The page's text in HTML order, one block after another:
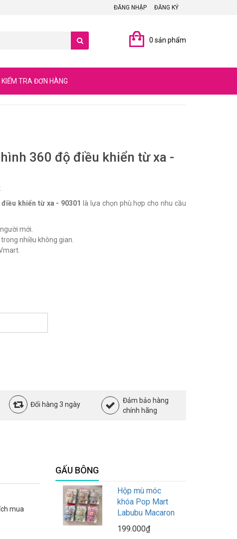
ĐĂNG NHẬP ĐĂNG KÝ
0 sản phẩm
KIỂM TRA ĐƠN HÀNG
360 độ điều khiển từ xa -
khiển từ xa - 90301
là lựa chọn phù hợp cho nhu cầu
mới.
nhiều không gian.
Đổi hàng 3 ngày
Đảm bảo hàng
chính hãng
mua
GẤU BÔNG
Hộp mù móc
khóa Pop Mart
Labubu Macaron
199.000₫